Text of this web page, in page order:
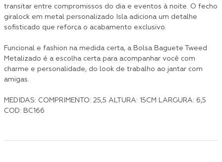
transitar entre compromissos do dia e eventos à noite. O fecho
giralock em metal personalizado Isla adiciona um detalhe
sofisticado que reforça o acabamento exclusivo.
Funcional e fashion na medida certa, a Bolsa Baguete Tweed
Metalizado é a escolha certa para acompanhar você com
charme e personalidade, do look de trabalho ao jantar com
amigas.
MEDIDAS: COMPRIMENTO: 25,5 ALTURA: 15CM LARGURA: 6,5
COD: BC166